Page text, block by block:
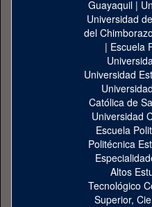
Guayaquil|
Universidad
del Chimborazo
| Escuela
Universidad
Católica de
Universidad
Escuela
Politécnica
Altos
Tecnológico
Superior,